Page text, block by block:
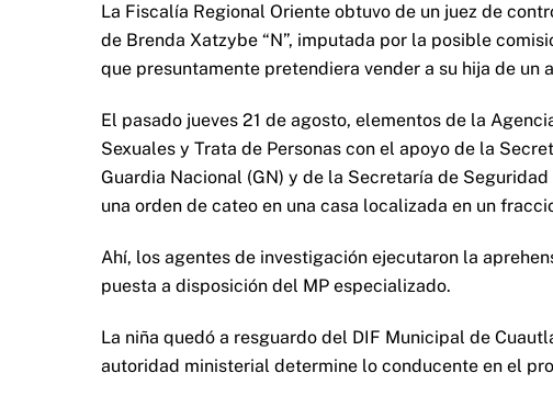
La Fiscalía Regional Oriente obtuvo de un juez de
de Brenda Xatzybe “N”, imputada por la posible
que presuntamente pretendiera vender a su hija de un
El pasado jueves 21 de agosto, elementos de la
Sexuales y Trata de Personas con el apoyo de la
Guardia Nacional (GN) y de la Secretaría de
una orden de cateo en una casa localizada en un
Ahí, los agentes de investigación ejecutaron la
puesta a disposición del MP especializado.
La niña quedó a resguardo del DIF Municipal de
autoridad ministerial determine lo conducente en el